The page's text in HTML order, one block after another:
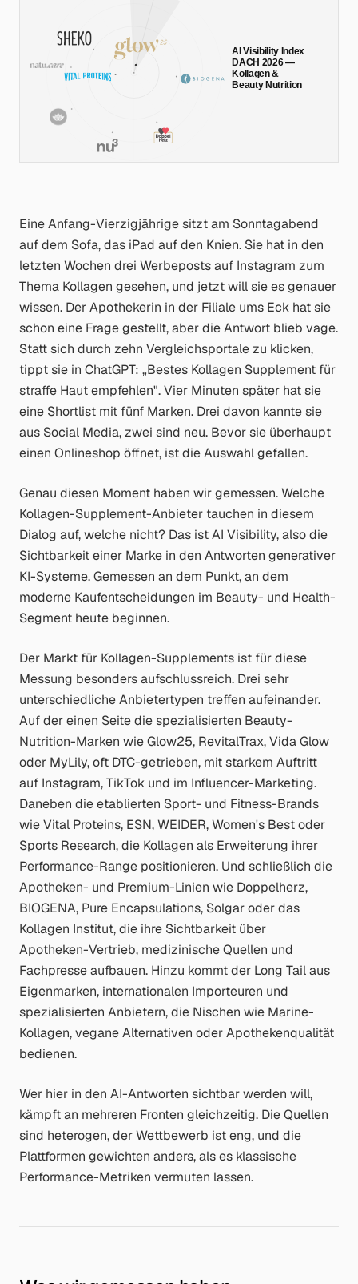
Eine Anfang-Vierzigjährige sitzt am Sonntagabend
auf dem Sofa, das iPad auf den Knien. Sie hat in den
letzten Wochen drei Werbeposts auf Instagram zum
Thema Kollagen gesehen, und jetzt will sie es genauer
wissen. Der Apothekerin in der Filiale ums Eck hat sie
schon eine Frage gestellt, aber die Antwort blieb vage.
Statt sich durch zehn Vergleichsportale zu klicken,
tippt sie in ChatGPT: „Bestes Kollagen Supplement für
straffe Haut empfehlen". Vier Minuten später hat sie
eine Shortlist mit fünf Marken. Drei davon kannte sie
aus Social Media, zwei sind neu. Bevor sie überhaupt
einen Onlineshop öffnet, ist die Auswahl gefallen.
Genau diesen Moment haben wir gemessen. Welche
Kollagen-Supplement-Anbieter tauchen in diesem
Dialog auf, welche nicht? Das ist AI Visibility, also die
Sichtbarkeit einer Marke in den Antworten generativer
KI-Systeme. Gemessen an dem Punkt, an dem
moderne Kaufentscheidungen im Beauty- und Health-
Segment heute beginnen.
Der Markt für Kollagen-Supplements ist für diese
Messung besonders aufschlussreich. Drei sehr
unterschiedliche Anbietertypen treffen aufeinander.
Auf der einen Seite die spezialisierten Beauty-
Nutrition-Marken wie Glow25, RevitalTrax, Vida Glow
oder MyLily, oft DTC-getrieben, mit starkem Auftritt
auf Instagram, TikTok und im Influencer-Marketing.
Daneben die etablierten Sport- und Fitness-Brands
wie Vital Proteins, ESN, WEIDER, Women's Best oder
Sports Research, die Kollagen als Erweiterung ihrer
Performance-Range positionieren. Und schließlich die
Apotheken- und Premium-Linien wie Doppelherz,
BIOGENA, Pure Encapsulations, Solgar oder das
Kollagen Institut, die ihre Sichtbarkeit über
Apotheken-Vertrieb, medizinische Quellen und
Fachpresse aufbauen. Hinzu kommt der Long Tail aus
Eigenmarken, internationalen Importeuren und
spezialisierten Anbietern, die Nischen wie Marine-
Kollagen, vegane Alternativen oder Apothekenqualität
bedienen.
Wer hier in den AI-Antworten sichtbar werden will,
kämpft an mehreren Fronten gleichzeitig. Die Quellen
sind heterogen, der Wettbewerb ist eng, und die
Plattformen gewichten anders, als es klassische
Performance-Metriken vermuten lassen.